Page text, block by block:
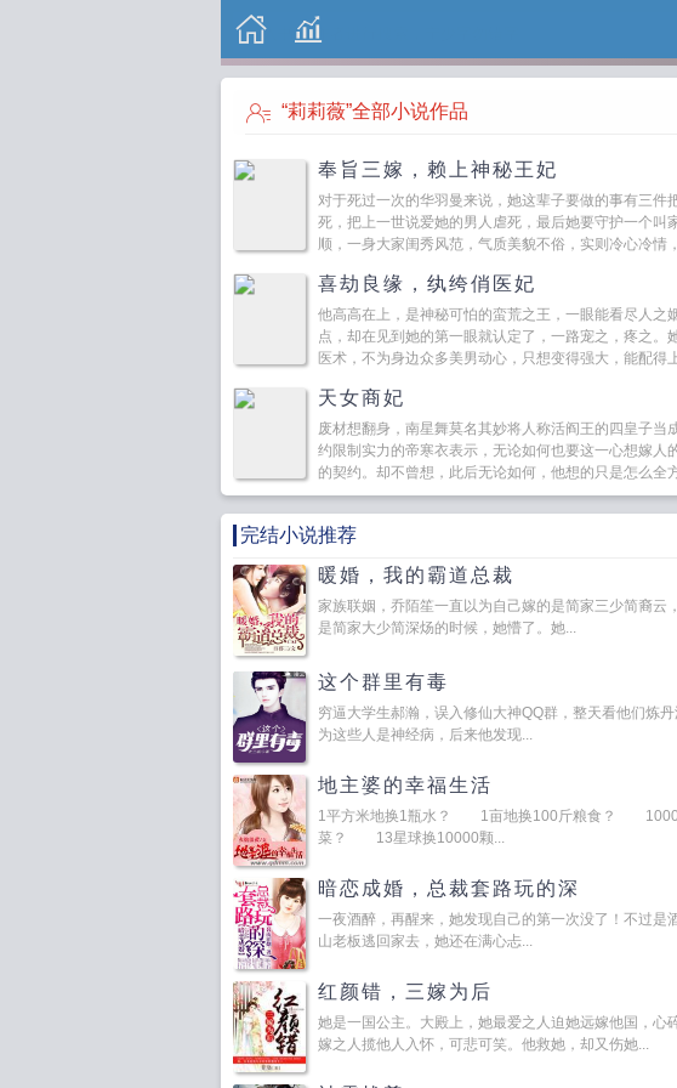
“莉莉薇”全部小说作品
奉旨三嫁，赖上神秘王妃
对于死过一次的华羽曼来说，她这辈子要做的事有三件
死，把上一世说爱她的男人虐死，最后她要守护一个叫
顺，一身大家闺秀风范，气质美貌不俗，实则冷心冷情
喜劫良缘，纨绔俏医妃
他高高在上，是神秘可怕的蛮荒之王，一眼能看尽人之
点，却在见到她的第一眼就认定了，一路宠之，疼之。
医术，不为身边众多美男动心，只想变得强大，能配得
天女商妃
废材想翻身，南星舞莫名其妙将人称活阎王的四皇子当
约限制实力的帝寒衣表示，无论如何也要这一心想嫁人
的契约。却不曾想，此后无论如何，他想的只是怎么全
头…...
完结小说推荐
暖婚，我的霸道总裁
家族联姻，乔陌笙一直以为自己嫁的是简家三少简裔云
是简家大少简深炀的时候，她懵了。她...
这个群里有毒
穷逼大学生郝瀚，误入修仙大神QQ群，整天看他们炼
为这些人是神经病，后来他发现...
地主婆的幸福生活
1平方米地换1瓶水？ 1亩地换100斤粮食？
菜？ 13星球换10000颗...
暗恋成婚，总裁套路玩的深
一夜酒醉，再醒来，她发现自己的第一次没了！不过是
山老板逃回家去，她还在满心忐...
红颜错，三嫁为后
她是一国公主。大殿上，她最爱之人迫她远嫁他国，心
嫁之人揽他人入怀，可悲可笑。他救她，却又伤她...